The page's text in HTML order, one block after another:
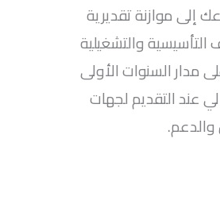
إلى موازنة تقديرية
والتشغيلية
مدار السنوات الأولى
عند التقديم لجهات
والدعم.